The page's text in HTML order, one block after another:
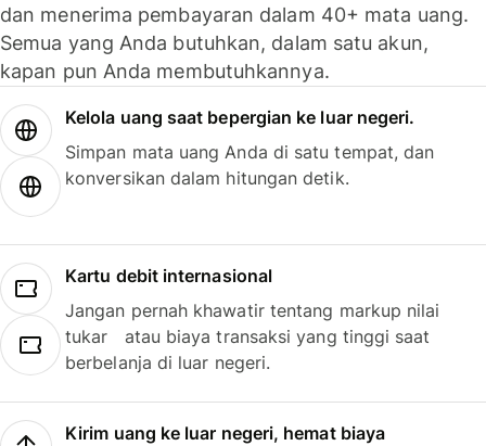
dan menerima pembayaran dalam 40+ mata uang.
Semua yang Anda butuhkan, dalam satu akun,
kapan pun Anda membutuhkannya.
Kelola uang saat bepergian ke luar negeri.
Simpan mata uang Anda di satu tempat, dan
konversikan dalam hitungan detik.
Kartu debit internasional
Jangan pernah khawatir tentang markup nilai
tukar atau biaya transaksi yang tinggi saat
berbelanja di luar negeri.
Kirim uang ke luar negeri, hemat biaya